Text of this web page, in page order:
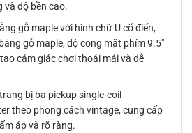
và độ bền cao.
gỗ maple với hình chữ U cổ điển,
gỗ maple, độ cong mặt phím 9.5″
cảm giác chơi thoải mái và dễ
bị ba pickup single-coil
theo phong cách vintage, cung cấp
áp và rõ ràng.